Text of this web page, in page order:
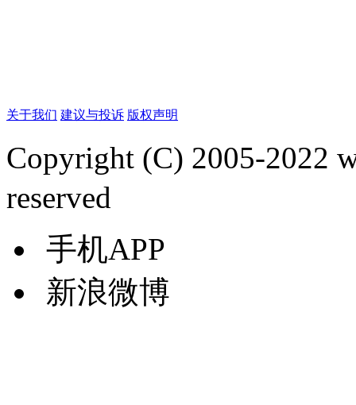
关于我们 建议与投诉 版权声明
Copyright (C) 2005-2022
reserved
手机APP
新浪微博